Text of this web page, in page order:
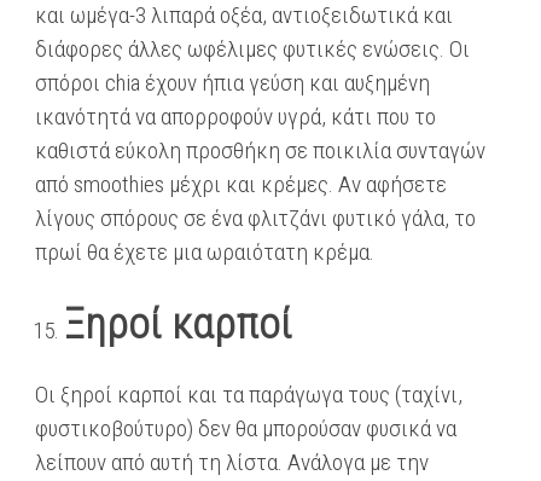
και ωμέγα-3 λιπαρά οξέα, αντιοξειδωτικά και
διάφορες άλλες ωφέλιμες φυτικές ενώσεις. Οι
σπόροι chia έχουν ήπια γεύση και αυξημένη
ικανότητά να απορροφούν υγρά, κάτι που το
καθιστά εύκολη προσθήκη σε ποικιλία συνταγών
από smoothies μέχρι και κρέμες. Αν αφήσετε
λίγους σπόρους σε ένα φλιτζάνι φυτικό γάλα, το
πρωί θα έχετε μια ωραιότατη κρέμα.
Ξηροί καρποί
Οι ξηροί καρποί και τα παράγωγα τους (ταχίνι,
φυστικοβούτυρο) δεν θα μπορούσαν φυσικά να
λείπουν από αυτή τη λίστα. Ανάλογα με την